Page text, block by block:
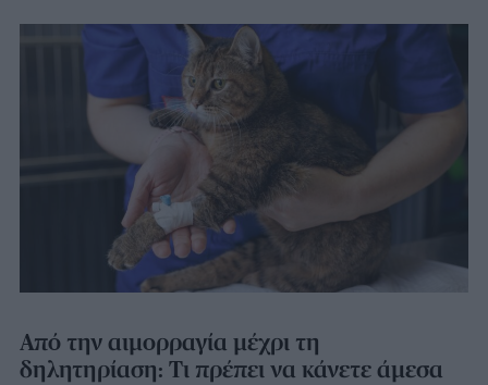
Από την αιμορραγία μέχρι τη
δηλητηρίαση: Τι πρέπει να κάνετε άμεσα